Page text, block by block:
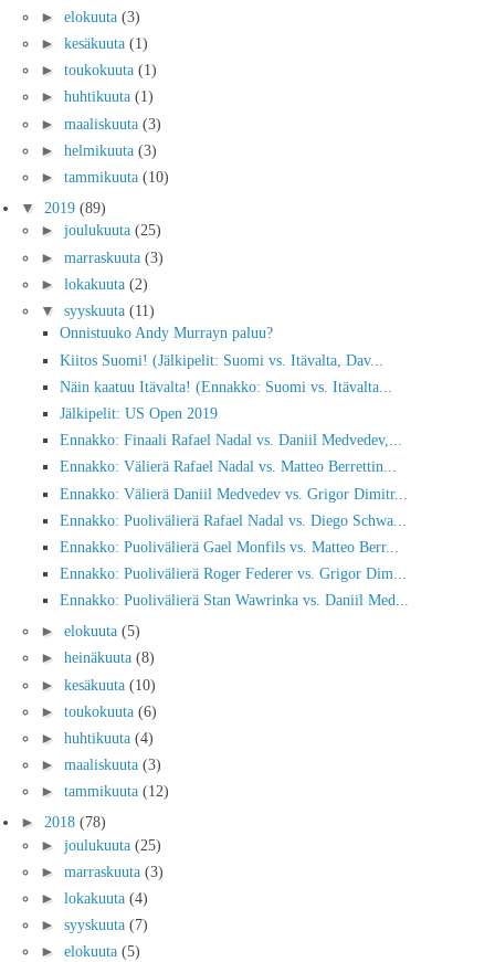
► elokuuta (3)
► kesäkuuta (1)
► toukokuuta (1)
► huhtikuuta (1)
► maaliskuuta (3)
► helmikuuta (3)
► tammikuuta (10)
▼ 2019 (89)
► joulukuuta (25)
► marraskuuta (3)
► lokakuuta (2)
▼ syyskuuta (11)
Onnistuuko Andy Murrayn paluu?
Kiitos Suomi! (Jälkipelit: Suomi vs. Itävalta, Dav...
Näin kaatuu Itävalta! (Ennakko: Suomi vs. Itävalta...
Jälkipelit: US Open 2019
Ennakko: Finaali Rafael Nadal vs. Daniil Medvedev,...
Ennakko: Välierä Rafael Nadal vs. Matteo Berrettin...
Ennakko: Välierä Daniil Medvedev vs. Grigor Dimitr...
Ennakko: Puolivälierä Rafael Nadal vs. Diego Schwa...
Ennakko: Puolivälierä Gael Monfils vs. Matteo Berr...
Ennakko: Puolivälierä Roger Federer vs. Grigor Dim...
Ennakko: Puolivälierä Stan Wawrinka vs. Daniil Med...
► elokuuta (5)
► heinäkuuta (8)
► kesäkuuta (10)
► toukokuuta (6)
► huhtikuuta (4)
► maaliskuuta (3)
► tammikuuta (12)
► 2018 (78)
► joulukuuta (25)
► marraskuuta (3)
► lokakuuta (4)
► syyskuuta (7)
► elokuuta (5)